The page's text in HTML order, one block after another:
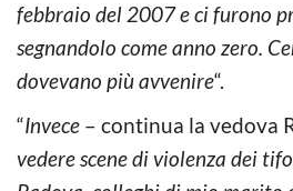
febbraio del 2007 e ci furono
segnandolo come anno zero.
dovevano più avvenire“.
“Invece – continua la vedova
vedere scene di violenza dei